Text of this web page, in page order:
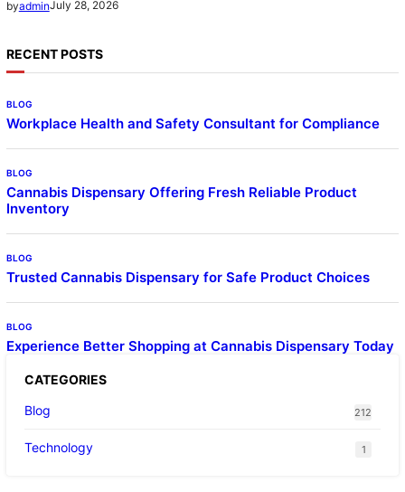
byadminJuly 28, 2026
RECENT POSTS
BLOG
Workplace Health and Safety Consultant for Compliance
BLOG
Cannabis Dispensary Offering Fresh Reliable Product
Inventory
BLOG
Trusted Cannabis Dispensary for Safe Product Choices
BLOG
Experience Better Shopping at Cannabis Dispensary Today
CATEGORIES
Blog
212
Technology 1